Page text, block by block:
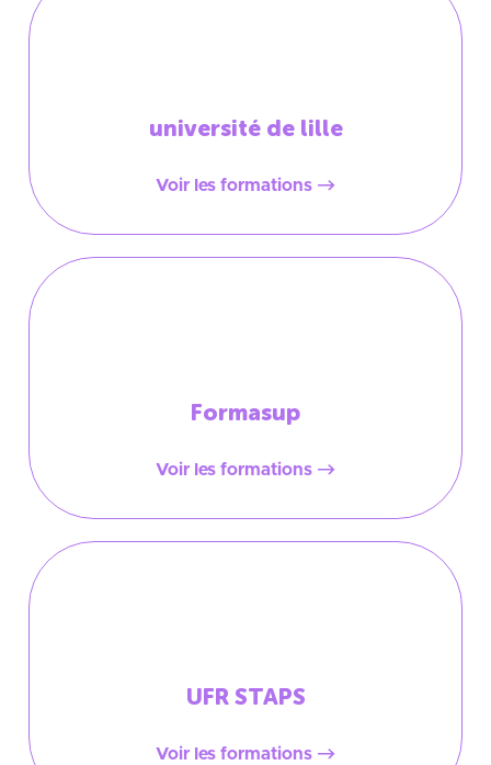
université de lille
Voir les formations
Formasup
Voir les formations
UFR STAPS
Voir les formations